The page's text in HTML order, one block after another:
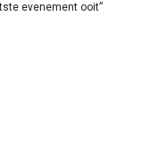
evenement ooit”